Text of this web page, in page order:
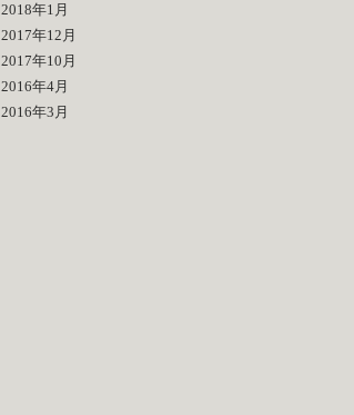
2018年1月
2017年12月
2017年10月
2016年4月
2016年3月